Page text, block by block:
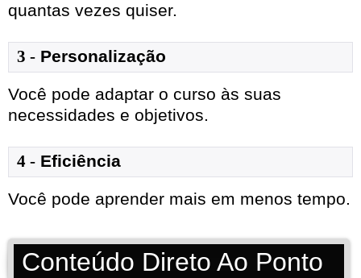
quantas vezes quiser.
3 - Personalização
Você pode adaptar o curso às suas
necessidades e objetivos.
4 - Eficiência
Você pode aprender mais em menos tempo.
Conteúdo Direto Ao Ponto